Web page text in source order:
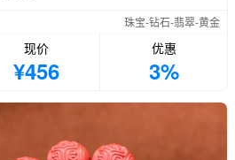
珠宝-钻石-翡翠-黄金
现价
¥456
优惠
3%